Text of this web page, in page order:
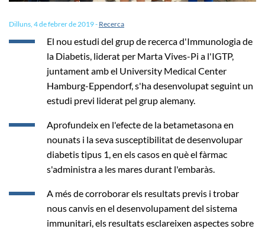
Dilluns, 4 de febrer de 2019- Recerca
El nou estudi del grup de recerca d'Immunologia de
la Diabetis, liderat per Marta Vives-Pi a l'IGTP,
juntament amb el University Medical Center
Hamburg-Eppendorf, s'ha desenvolupat seguint un
estudi previ liderat pel grup alemany.
Aprofundeix en l'efecte de la betametasona en
nounats i la seva susceptibilitat de desenvolupar
diabetis tipus 1, en els casos en què el fàrmac
s'administra a les mares durant l'embaràs.
A més de corroborar els resultats previs i trobar
nous canvis en el desenvolupament del sistema
immunitari, els resultats esclareixen aspectes sobre